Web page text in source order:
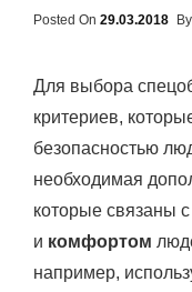
Posted On Posted
29.03.2018 By
Для выбора
критериев,
безопасностью
необходимая
которые связаны
и комфортом
например,